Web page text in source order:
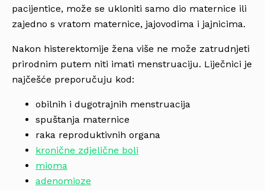
pacijentice, može se ukloniti samo dio maternice ili
zajedno s vratom maternice, jajovodima i jajnicima.
Nakon histerektomije žena više ne može zatrudnjeti
prirodnim putem niti imati menstruaciju. Liječnici je
najčešće preporučuju kod:
obilnih i dugotrajnih menstruacija
spuštanja maternice
raka reproduktivnih organa
kronične zdjelične boli
mioma
adenomioze